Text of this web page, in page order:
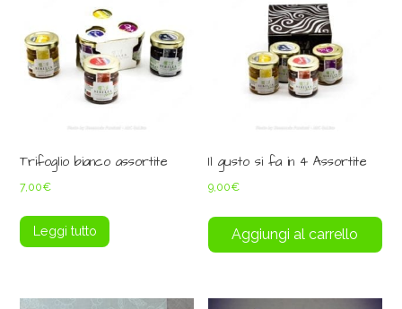
Trifoglio bianco assortite
7,00€
Leggi tutto
Il gusto si fa in 4 Assortite
9,00€
Aggiungi al carrello